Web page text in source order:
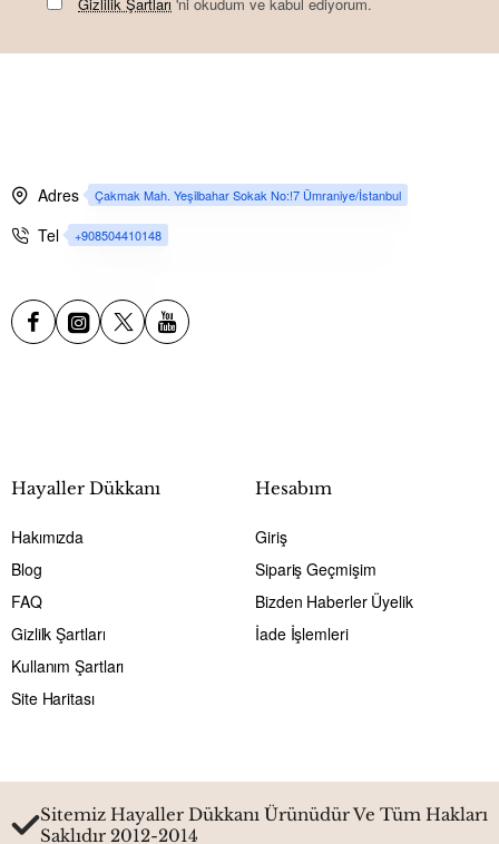
Adres Çakmak Mah. Yeşilbahar Sokak No:!7 Ümraniye/İstanbul
Tel +908504410148
Hayaller Dükkanı
Hakımızda
Blog
FAQ
Gizlilk Şartları
Kullanım Şartları
Site Haritası
Hesabım
Giriş
Sipariş Geçmişim
Bizden Haberler Üyelik
İade İşlemleri
Sitemiz Hayaller Dükkanı Ürünüdür Ve Tüm Hakları
Saklıdır 2012-2014